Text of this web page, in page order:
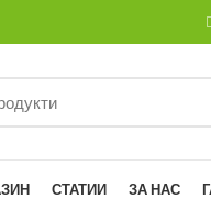
СТАТИИ ЗА НАС